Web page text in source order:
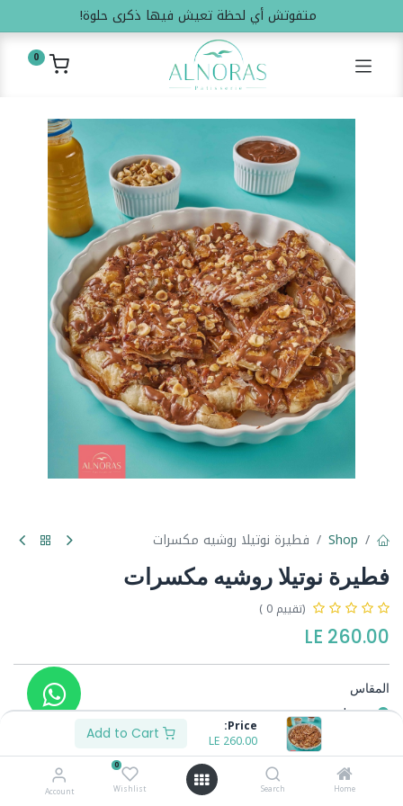
Price:
260.00
LE
Home
Search
0
Wishlist
Account
متفوتش أي لحظة تعيش فيها ذكرى حلوة!
0
Shop فطيرة نوتيلا روشيه مكسرات
فطيرة نوتيلا روشيه مكسرات
(تقييم 0 )
260.00
المقاس
وسط
80.00
LE